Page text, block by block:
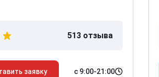
513 отзыва
заявку с 9:00-21:00